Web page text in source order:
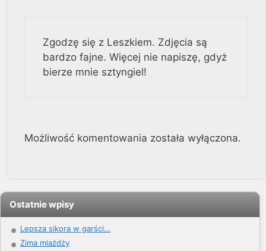
Zgodzę się z Leszkiem. Zdjęcia są
bardzo fajne. Więcej nie napiszę, gdyż
bierze mnie sztyngiel!
Możliwość komentowania została wyłączona.
Ostatnie wpisy
Lepsza sikora w garści…
Zima miażdży